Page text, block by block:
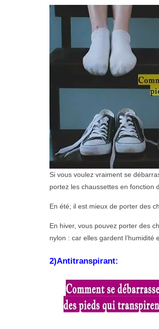
Si vous voulez vraiment se
portez les chaussettes en fonction
En été; il est mieux de porter des
En hiver, vous pouvez porter des
nylon : car elles gardent l’humidité
2)Antitranspirant: